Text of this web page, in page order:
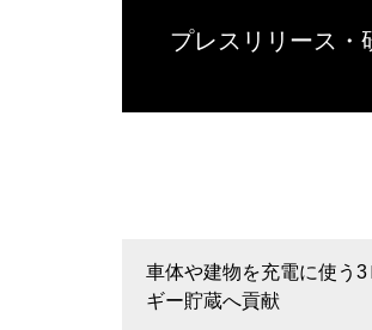
プレスリリース・
車体や建物を充電に使う
ギー貯蔵へ貢献